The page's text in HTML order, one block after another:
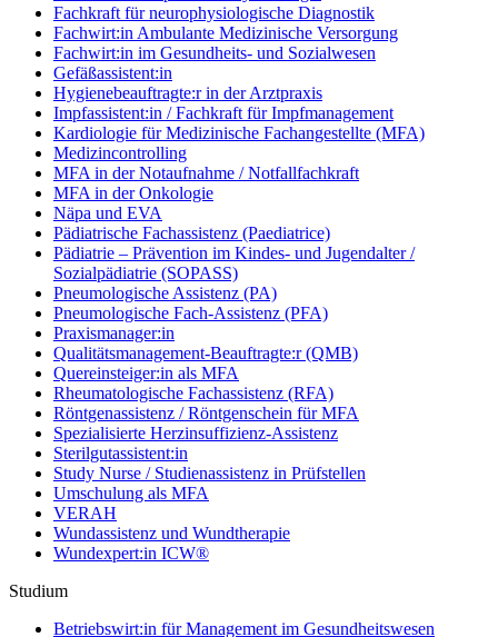
Fachkraft für neurophysiologische Diagnostik
Fachwirt:in Ambulante Medizinische Versorgung
Fachwirt:in im Gesundheits- und Sozialwesen
Gefäßassistent:in
Hygienebeauftragte:r in der Arztpraxis
Impfassistent:in / Fachkraft für Impfmanagement
Kardiologie für Medizinische Fachangestellte (MFA)
Medizincontrolling
MFA in der Notaufnahme / Notfallfachkraft
MFA in der Onkologie
Näpa und EVA
Pädiatrische Fachassistenz (Paediatrice)
Pädiatrie – Prävention im Kindes- und Jugendalter /
Sozialpädiatrie (SOPASS)
Pneumologische Assistenz (PA)
Pneumologische Fach-Assistenz (PFA)
Praxismanager:in
Qualitätsmanagement-Beauftragte:r (QMB)
Quereinsteiger:in als MFA
Rheumatologische Fachassistenz (RFA)
Röntgenassistenz / Röntgenschein für MFA
Spezialisierte Herzinsuffizienz-Assistenz
Sterilgutassistent:in
Study Nurse / Studienassistenz in Prüfstellen
Umschulung als MFA
VERAH
Wundassistenz und Wundtherapie
Wundexpert:in ICW®
Studium
Betriebswirt:in für Management im Gesundheitswesen